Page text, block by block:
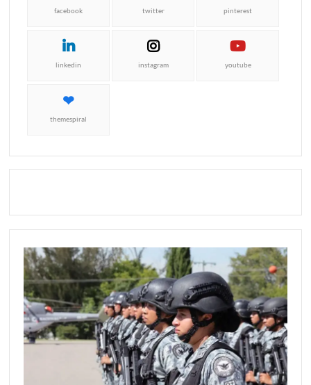
facebook twitter pinterest
linkedin instagram youtube
themespiral